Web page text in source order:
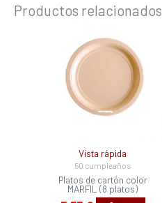
Productos relacionados
Vista rápida
50 cumpleaños
Platos de cartón color
MARFIL (8 platos)